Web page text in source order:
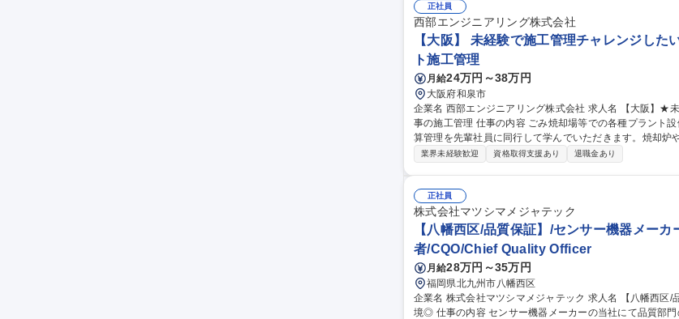
無/完全週休二日制/九州の技術を世界へアピール！
正社員
西部エンジニアリング株式会社
【大阪】 未経験で施工管理チャレンジし
ト施工管理
月給24万円～38万円
大阪府和泉市
企業名 西部エンジニアリング株式会社 求人名 【大阪】★未経験で施工管理チャレンジしたい方歓迎★プラント工
事の施工管理 仕事の内容 ごみ焼却場等での各種プラント設備、環境設備機器の機器据付業務の現場施工管理や予
算管理を先輩社員に同行して学んでいただきます。焼却炉
工計画に基づき 引き渡しまで計画通り安全に工程を進めていただきます。が多い為、安定受注しています（焼却
主からの評価が高く頼りにされており、また、公共施設の建設を担う
★未経験で施工管理チャレンジしたい方歓迎★プラント工事
業界未経験歓迎 資格取得支援あり 退職金あり
正社員
株式会社マツシマメジャテック
【八幡西区/品質保証】/センサー機器メー
者/CQO/Chief Quality Officer
月給28万円～35万円
福岡県北九州市八幡西区
企業名 株式会社マツシマメジャテック 求人名 【八幡西区/品質保証】/センサー機器メーカー/転勤無/働きやすい環
境◎ 仕事の内容 センサー機器メーカーの当社にて品質部門のリーダー職として業務に従事して頂きます。現状、